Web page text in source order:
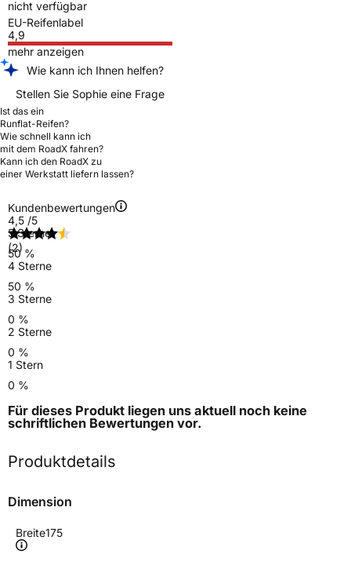
nicht verfügbar
EU-Reifenlabel
4,9
mehr anzeigen
Wie kann ich Ihnen helfen?
Stellen Sie Sophie eine Frage
Ist das ein
Runflat-Reifen?
Wie schnell kann ich
mit dem RoadX fahren?
Kann ich den RoadX zu
einer Werkstatt liefern lassen?
Kundenbewertungen
4,5 /5
(2)
5 Sterne
50 %
4 Sterne
50 %
3 Sterne
0 %
2 Sterne
0 %
1 Stern
0 %
Für dieses Produkt liegen uns aktuell noch keine
schriftlichen Bewertungen vor.
Produktdetails
Dimension
Breite175